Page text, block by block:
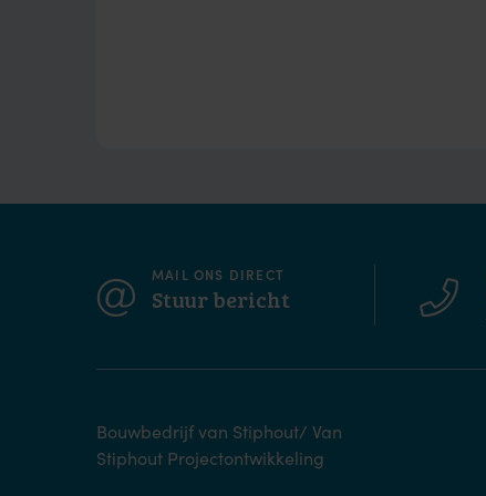
MAIL ONS DIRECT
Stuur bericht
Bouwbedrijf van Stiphout/ Van
Stiphout Projectontwikkeling